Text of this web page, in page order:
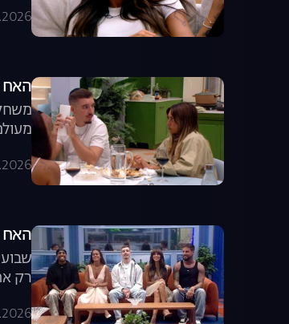
האח הגדול,
האח
רק